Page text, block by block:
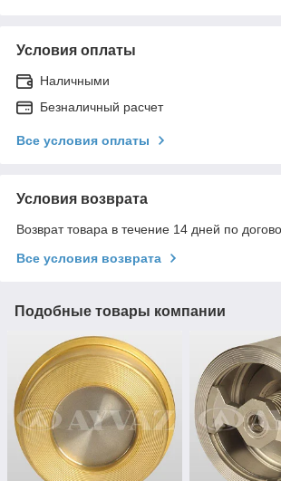
Условия оплаты
Наличными
Безналичный расчет
Все условия оплаты
Условия возврата
Возврат товара в течение 14 дней по
Все условия возврата
Подобные товары компании